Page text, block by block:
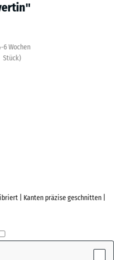
6 Wochen
| Kanten präzise geschnitten |